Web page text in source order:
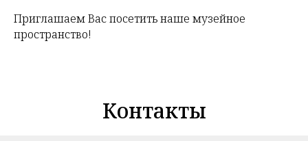
Приглашаем Вас посетить наше музейное
пространство!
Контакты